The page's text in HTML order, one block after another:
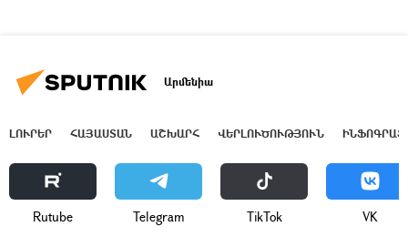
Արմենիա
ԼՈՒՐԵՐ ՀԱՅԱՍՏԱՆ ԱՇԽԱՐՀ ՎԵՐԼՈՒԾՈՒԹՅՈՒՆ
Rutube Telegram ТikТоk VK